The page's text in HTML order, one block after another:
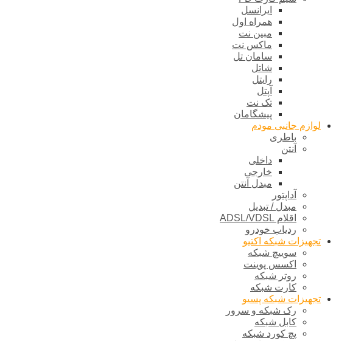
ایرانسل
همراه اول
مبین نت
ماکس نت
سامان تل
شاتل
رایتل
آپتل
تک نت
پیشگامان
لوازم جانبی مودم
باطری
آنتن
داخلی
خارجی
مبدل آنتن
آداپتور
مبدل / تبدیل
اقلام ADSL/VDSL
ردیاب خودرو
تجهیزات شبکه اکتیو
سوییچ شبکه
اکسس پوینت
روتر شبکه
کارت شبکه
تجهیزات شبکه پسیو
رک شبکه و سرور
کابل شبکه
پچ کورد شبکه